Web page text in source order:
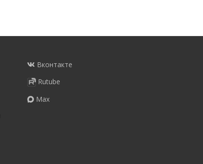
Вконтакте
Rutube
Max